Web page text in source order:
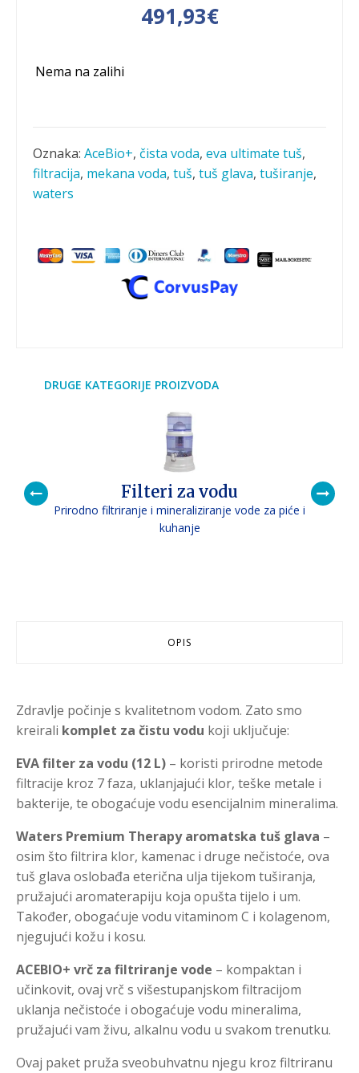
Izvorna
614,91€.
491,93€Trenutna
Nema na zalihi
Oznaka: AceBio+, čista voda, eva ultimate tuš,
filtracija, mekana voda, tuš, tuš glava, tuširanje,
waters
DRUGE KATEGORIJE PROIZVODA
Filteri za vodu
Prirodno filtriranje i mineraliziranje vode za piće i
kuhanje
OPIS
Zdravlje počinje s kvalitetnom vodom. Zato smo
kreirali komplet za čistu vodu koji uključuje:
EVA filter za vodu (12 L) – koristi prirodne metode
filtracije kroz 7 faza, uklanjajući klor, teške metale i
bakterije, te obogaćuje vodu esencijalnim mineralima.
Waters Premium Therapy aromatska tuš glava –
osim što filtrira klor, kamenac i druge nečistoće, ova
tuš glava oslobađa eterična ulja tijekom tuširanja,
pružajući aromaterapiju koja opušta tijelo i um.
Također, obogaćuje vodu vitaminom C i kolagenom,
njegujući kožu i kosu.
ACEBIO+ vrč za filtriranje vode – kompaktan i
učinkovit, ovaj vrč s višestupanjskom filtracijom
uklanja nečistoće i obogaćuje vodu mineralima,
pružajući vam živu, alkalnu vodu u svakom trenutku.
Ovaj paket pruža sveobuhvatnu njegu kroz filtriranu